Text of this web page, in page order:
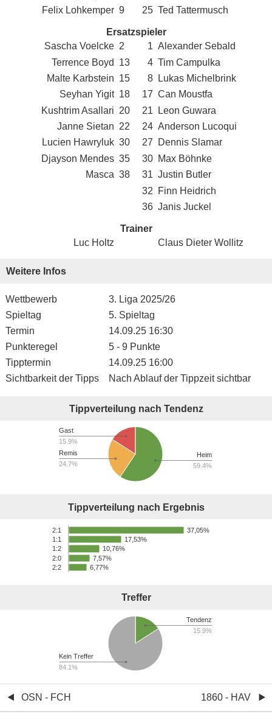
Felix Lohkemper 9 25 Ted Tattermusch
Ersatzspieler
Sascha Voelcke 2 1 Alexander Sebald
Terrence Boyd
13 4 Tim Campulka
Malte Karbstein 15 8
Lukas Michelbrink
Seyhan Yigit 18 17 Can Moustfa
Kushtrim Asallari 20 21
Leon Guwara
Janne Sietan 22 24 Anderson Lucoqui
Lucien Hawryluk 30 27
Dennis Slamar
Djayson Mendes 35 30 Max Böhnke
Masca 38 31 Justin Butler
32
Finn Heidrich
36 Janis Juckel
Trainer
Luc Holtz
Claus Dieter Wollitz
Weitere Infos
Wettbewerb
3. Liga 2025/26
Spieltag
5. Spieltag
Termin
14.09.25 16:30
Punkteregel
5 - 9 Punkte
Tipptermin
14.09.25 16:00
Sichtbarkeit der Tipps
Nach Ablauf der Tippzeit sichtbar
Tippverteilung nach Tendenz
Heim
59.4%
Remis
24.7%
Gast
15.9%
Tippverteilung nach Ergebnis
2:1
1:1
1:2
2:0
2:2
37,05%
17,53%
10,76%
7,57%
6,77%
Treffer
Tendenz
15.9%
Kein Treffer
84.1%
OSN - FCH 1860 - HAV